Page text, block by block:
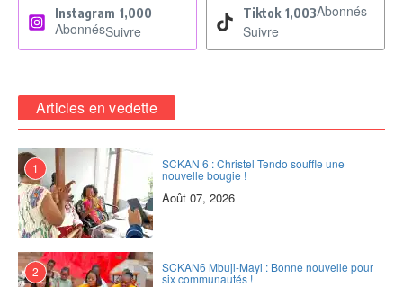
Instagram 1,000
AbonnésSuivre
Tiktok 1,003Abonnés
Suivre
Articles en vedette
1 SCKAN 6 : Christel Tendo souffle une
nouvelle bougie !
Août 07, 2026
2 SCKAN6 Mbuji-Mayi : Bonne nouvelle pour
six communautés !